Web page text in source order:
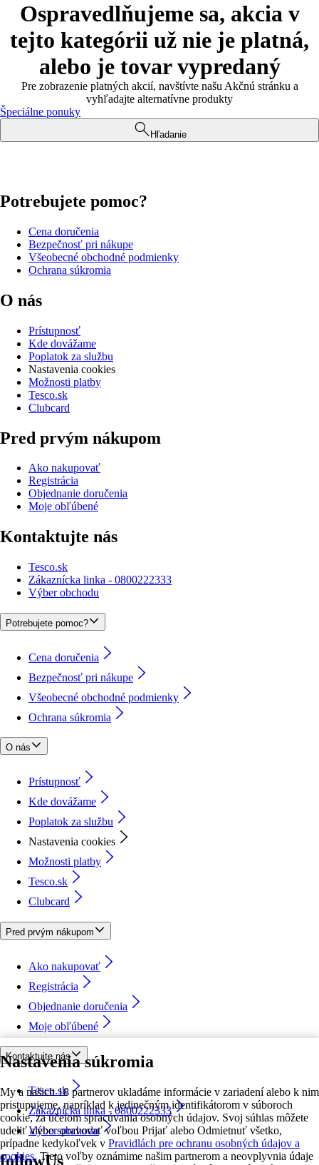
Nastavenia súkromia
My a našich 18 partnerov ukladáme informácie v zariadení alebo k nim
pristupujeme, napríklad k jedinečným identifikátorom v súboroch
cookie, za účelom spracúvania osobných údajov. Svoj súhlas môžete
udeliť alebo spravovať voľbou Prijať alebo Odmietnuť všetko,
prípadne kedykoľvek v Pravidlách pre ochranu osobných údajov a
cookies. Tieto voľby oznámime našim partnerom a neovplyvnia údaje
Ospravedlňujeme sa, akcia v
tejto kategórii už nie je platná,
alebo je tovar vypredaný
Pre zobrazenie platných akcií, navštívte našu Akčnú stránku a
vyhľadajte alternatívne produkty
Špeciálne ponuky
Hľadanie
Potrebujete pomoc?
Cena doručenia
Bezpečnosť pri nákupe
Všeobecné obchodné podmienky
Ochrana súkromia
O nás
Prístupnosť
Kde dovážame
Poplatok za službu
Nastavenia cookies
Možnosti platby
Tesco.sk
Clubcard
Pred prvým nákupom
Ako nakupovať
Registrácia
Objednanie doručenia
Moje obľúbené
Kontaktujte nás
Tesco.sk
Zákaznícka linka - 0800222333
Výber obchodu
Potrebujete pomoc?
Cena doručenia
Bezpečnosť pri nákupe
Všeobecné obchodné podmienky
Ochrana súkromia
O nás
Prístupnosť
Kde dovážame
Poplatok za službu
Nastavenia cookies
Možnosti platby
Tesco.sk
Clubcard
Pred prvým nákupom
Ako nakupovať
Registrácia
Objednanie doručenia
Moje obľúbené
Kontaktujte nás
Tesco.sk
Zákaznícka linka - 0800222333
Výber obchodu
followUs